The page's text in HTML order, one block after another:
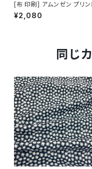
[布 印刷] アムンゼン プリント有
効幅140cm [昇華転写/
単位]
¥2,080
同じ